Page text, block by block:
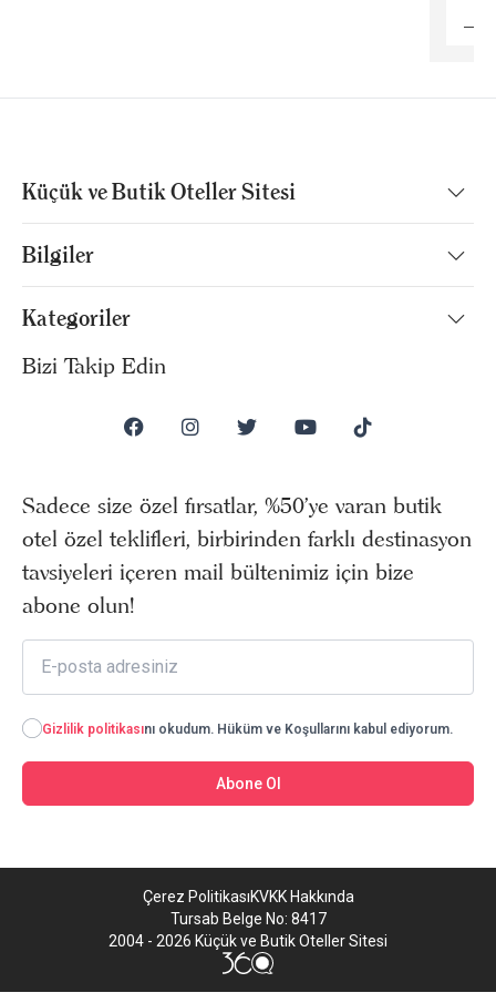
Küçük ve Butik Oteller Sitesi
Bilgiler
Kategoriler
Bizi Takip Edin
Sadece size özel fırsatlar, %50’ye varan butik
otel özel teklifleri, birbirinden farklı destinasyon
tavsiyeleri içeren mail bültenimiz için bize
abone olun!
Gizlilik politikasını okudum. Hüküm ve Koşullarını kabul ediyorum.
Abone Ol
2004 - 2026 Küçük ve Butik Oteller Sitesi
Tursab Belge No: 8417
Çerez PolitikasıKVKK Hakkında